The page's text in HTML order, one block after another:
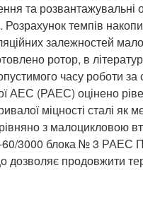
та розвантажувальні
Розрахунок темпів
залежностей
ротор, в
часу роботи
АЕС (РАЕС) оцінено
міцності сталі як
з малоцикловою
60/3000 блока № 3 РАЕС П
продовжити